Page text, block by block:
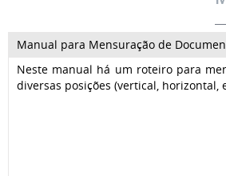
Manual para Mensuração de
Neste manual há um roteiro para
diversas posições (vertical, horizontal,